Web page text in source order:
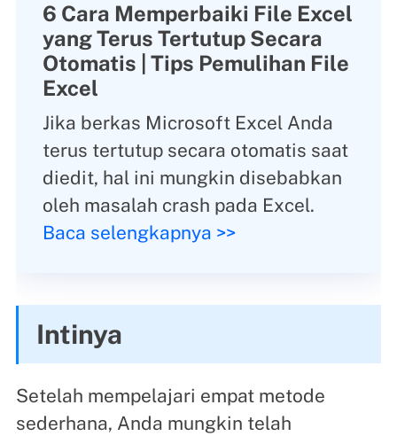
6 Cara Memperbaiki File Excel
yang Terus Tertutup Secara
Otomatis | Tips Pemulihan File
Excel
Jika berkas Microsoft Excel Anda
terus tertutup secara otomatis saat
diedit, hal ini mungkin disebabkan
oleh masalah crash pada Excel.
Baca selengkapnya >>
Intinya
Setelah mempelajari empat metode
sederhana, Anda mungkin telah